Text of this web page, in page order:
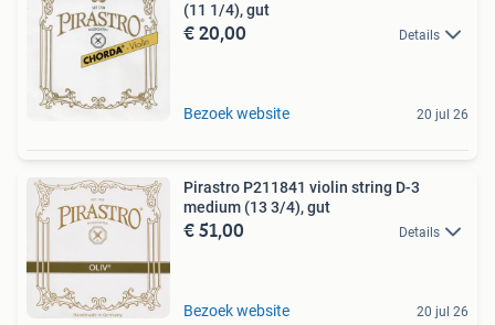
(11 1/4), gut
€ 20,00 Details
Bezoek website 20 jul 26
Pirastro P211841 violin string D-3
medium (13 3/4), gut
€ 51,00 Details
Bezoek website 20 jul 26